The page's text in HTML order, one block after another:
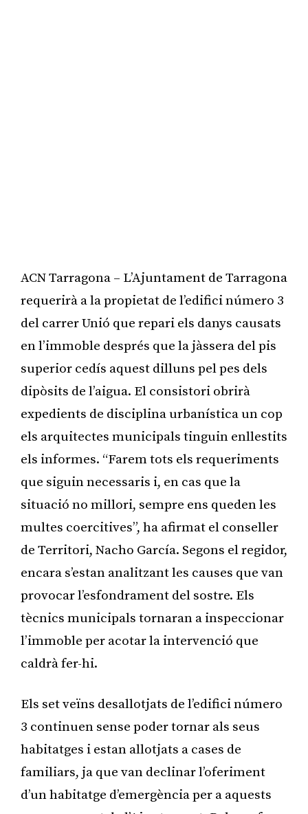
ACN Tarragona – L’Ajuntament de Tarragona
requerirà a la propietat de l’edifici número 3
del carrer Unió que repari els danys causats
en l’immoble després que la jàssera del pis
superior cedís aquest dilluns pel pes dels
dipòsits de l’aigua. El consistori obrirà
expedients de disciplina urbanística un cop
els arquitectes municipals tinguin enllestits
els informes. “Farem tots els requeriments
que siguin necessaris i, en cas que la
situació no millori, sempre ens queden les
multes coercitives”, ha afirmat el conseller
de Territori, Nacho García. Segons el regidor,
encara s’estan analitzant les causes que van
provocar l’esfondrament del sostre. Els
tècnics municipals tornaran a inspeccionar
l’immoble per acotar la intervenció que
caldrà fer-hi.
Els set veïns desallotjats de l’edifici número
3 continuen sense poder tornar als seus
habitatges i estan allotjats a cases de
familiars, ja que van declinar l’oferiment
d’un habitatge d’emergència per a aquests